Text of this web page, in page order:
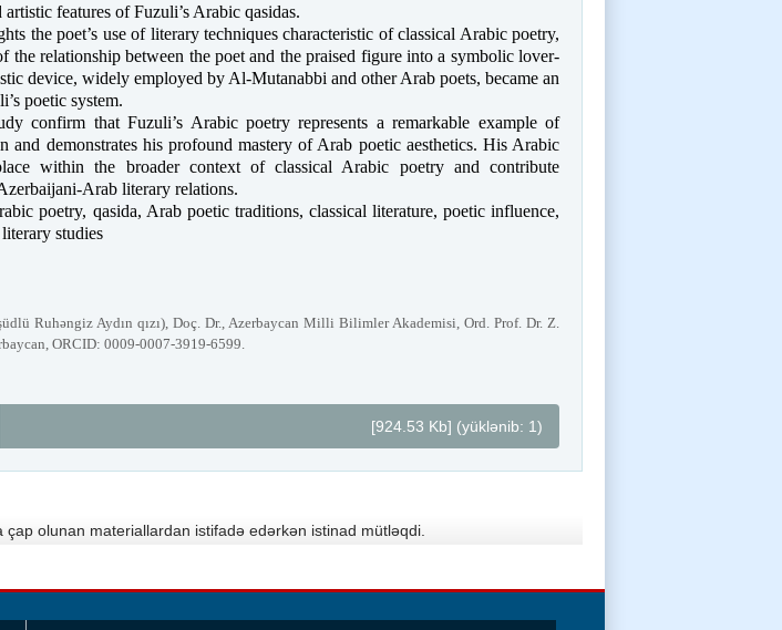
features of Fuzuli’s Arabic qasidas.
the poet’s use of literary techniques characteristic of classical Arabic poetry,
the relationship between the poet and the praised figure into a symbolic lover-
device, widely employed by Al-Mutanabbi and other Arab poets, became an
poetic system.
confirm that Fuzuli’s Arabic poetry represents a remarkable example of
and demonstrates his profound mastery of Arab poetic aesthetics. His Arabic
within the broader context of classical Arabic poetry and contribute
Arab literary relations.
poetry, qasida, Arab poetic traditions, classical literature, poetic influence,
studies
Ruhəngiz Aydın qızı), Doç. Dr., Azerbaycan Milli Bilimler Akademisi, Ord. Prof. Dr. Z.
ORCID: 0009-0007-3919-6599.
[924.53 Kb] (yüklənib: 1)
çap olunan materiallardan istifadə edərkən istinad mütləqdi.